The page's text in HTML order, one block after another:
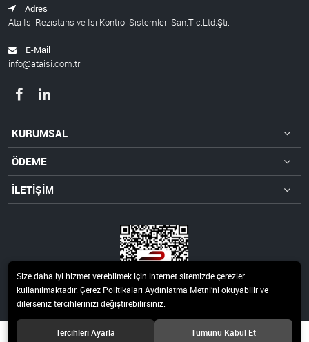
Adres
Ata Isı Rezistans ve Isı Kontrol Sistemleri San.Tic.Ltd.Şti.
E-Mail
info@ataisi.com.tr
KURUMSAL
ÖDEME
İLETİŞİM
© 2021 Ata Isı Rezistans ve Isı Kontrol Sistemleri San.Tic.Ltd.Şti. Tüm hakları
Size daha iyi hizmet verebilmek için internet sitemizde çerezler
kullanılmaktadır. Çerez Politikaları Aydınlatma Metni’ni okuyabilir ve
dilerseniz tercihlerinizi değiştirebilirsiniz.
Tercihleri Ayarla Tümünü Kabul Et